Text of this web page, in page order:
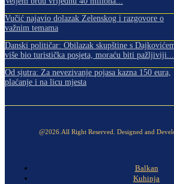
Vučić najavio dolazak Zelenskog i razgovore o
važnim temama
Danski političar: Obilazak skupštine s
više bio turistička posjeta, moraću biti pažljiviji...
Od sjutra: Za nevezivanje pojasa kazna 150 eura,
plaćanje i na licu mjesta
@2026.All Right Reserved. Designed and
Balkan
Kuhinja